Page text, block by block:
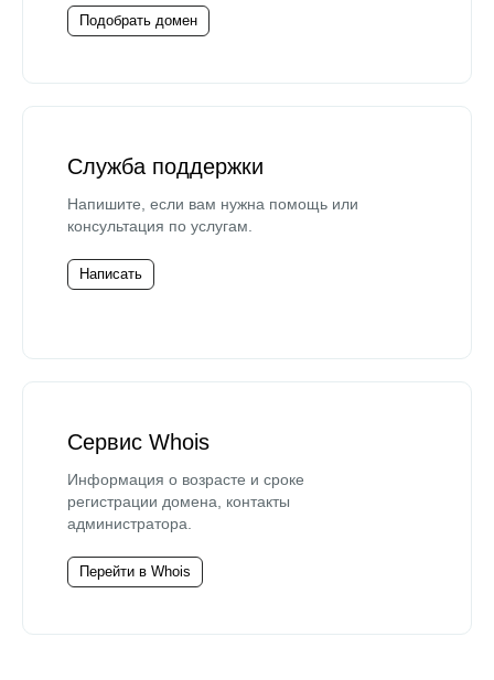
Подобрать домен
Служба поддержки
Напишите, если вам нужна помощь или
консультация по услугам.
Написать
Сервис Whois
Информация о возрасте и сроке
регистрации домена, контакты
администратора.
Перейти в Whois